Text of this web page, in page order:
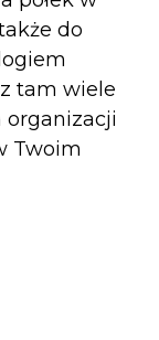
do
tam wiele
organizacji
Twoim